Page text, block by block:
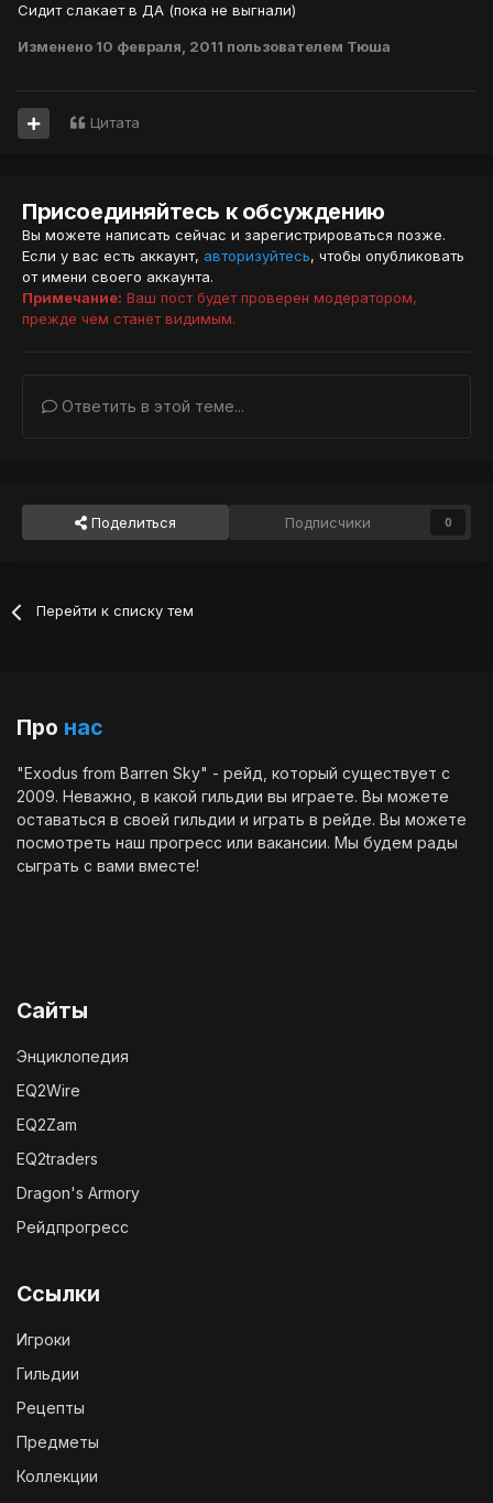
Сидит слакает в ДА (пока не выгнали)
Изменено 10 февраля, 2011 пользователем Тюша
Цитата
Присоединяйтесь к обсуждению
Вы можете написать сейчас и зарегистрироваться позже.
Если у вас есть аккаунт, авторизуйтесь, чтобы опубликовать
от имени своего аккаунта.
Примечание: Ваш пост будет проверен модератором,
прежде чем станет видимым.
Ответить в этой теме...
Поделиться Подписчики 0
Перейти к списку тем
Про нас
"Exodus from Barren Sky" - рейд, который существует с
2009. Неважно, в какой гильдии вы играете. Вы можете
оставаться в своей гильдии и играть в рейде. Вы можете
посмотреть наш прогресс или вакансии. Мы будем рады
сыграть с вами вместе!
Сайты
Энциклопедия
EQ2Wire
EQ2Zam
EQ2traders
Dragon's Armory
Рейдпрогресс
Ссылки
Игроки
Гильдии
Рецепты
Предметы
Коллекции